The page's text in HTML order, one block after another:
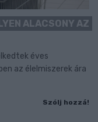
ALACSONY AZ
éves
az élelmiszerek ára
Szólj hozzá!